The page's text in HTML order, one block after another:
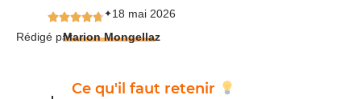
✦18 mai 2026
Rédigé parMarion Mongellaz
Ce qu'il faut retenir